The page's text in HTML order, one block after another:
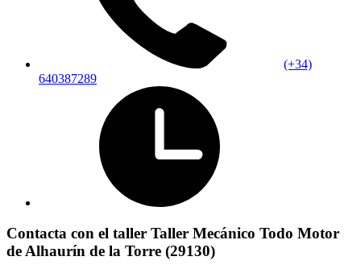
(+34)
640387289
Contacta con el taller Taller Mecánico Todo Motor
de Alhaurín de la Torre (29130)